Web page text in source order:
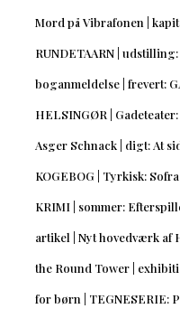
Mord på Vibrafonen |
RUNDETAARN |
boganmeldelse | frevert:
HELSINGØR |
Asger Schnack | digt: At
KOGEBOG | Tyrkisk: Sofra
KRIMI | sommer:
artikel | Nyt hovedværk af
the Round Tower |
for børn | TEGNESERIE: